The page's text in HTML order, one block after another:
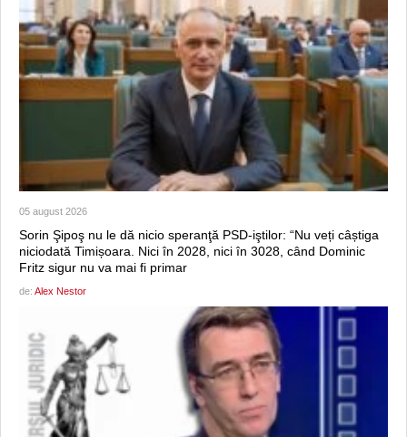
05 august 2026
Sorin Şipoş nu le dă nicio speranţă PSD-iştilor: “Nu veți câștiga
niciodată Timișoara. Nici în 2028, nici în 3028, când Dominic
Fritz sigur nu va mai fi primar
de: Alex Nestor